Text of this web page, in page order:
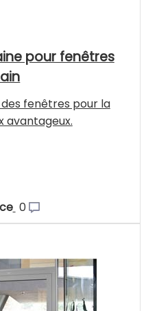
pour fenêtres
fenêtres pour la
avantageux.
0